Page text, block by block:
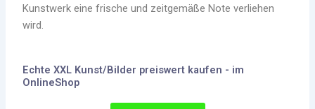
Kunstwerk eine frische und zeitgemäße Note verliehen
wird.
Echte XXL Kunst/Bilder preiswert kaufen - im
OnlineShop